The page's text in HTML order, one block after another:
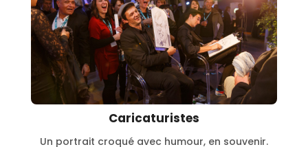
Caricaturistes
Un portrait croqué avec humour, en souvenir.